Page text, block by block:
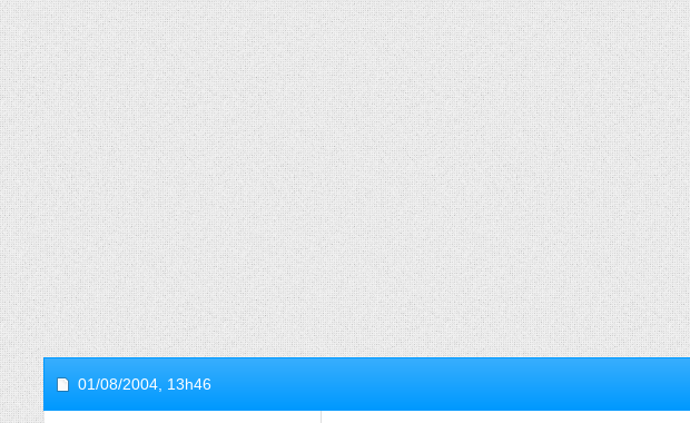
01/08/2004, 13h46